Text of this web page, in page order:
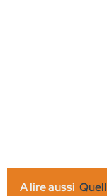
A lire aussi